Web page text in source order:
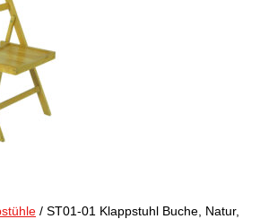
/ ST01-01 Klappstuhl Buche, Natur,